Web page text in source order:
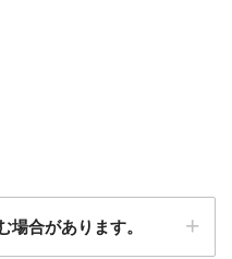
場合があります。